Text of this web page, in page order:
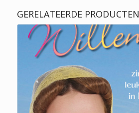
GERELATEERDE PRODUCTEN